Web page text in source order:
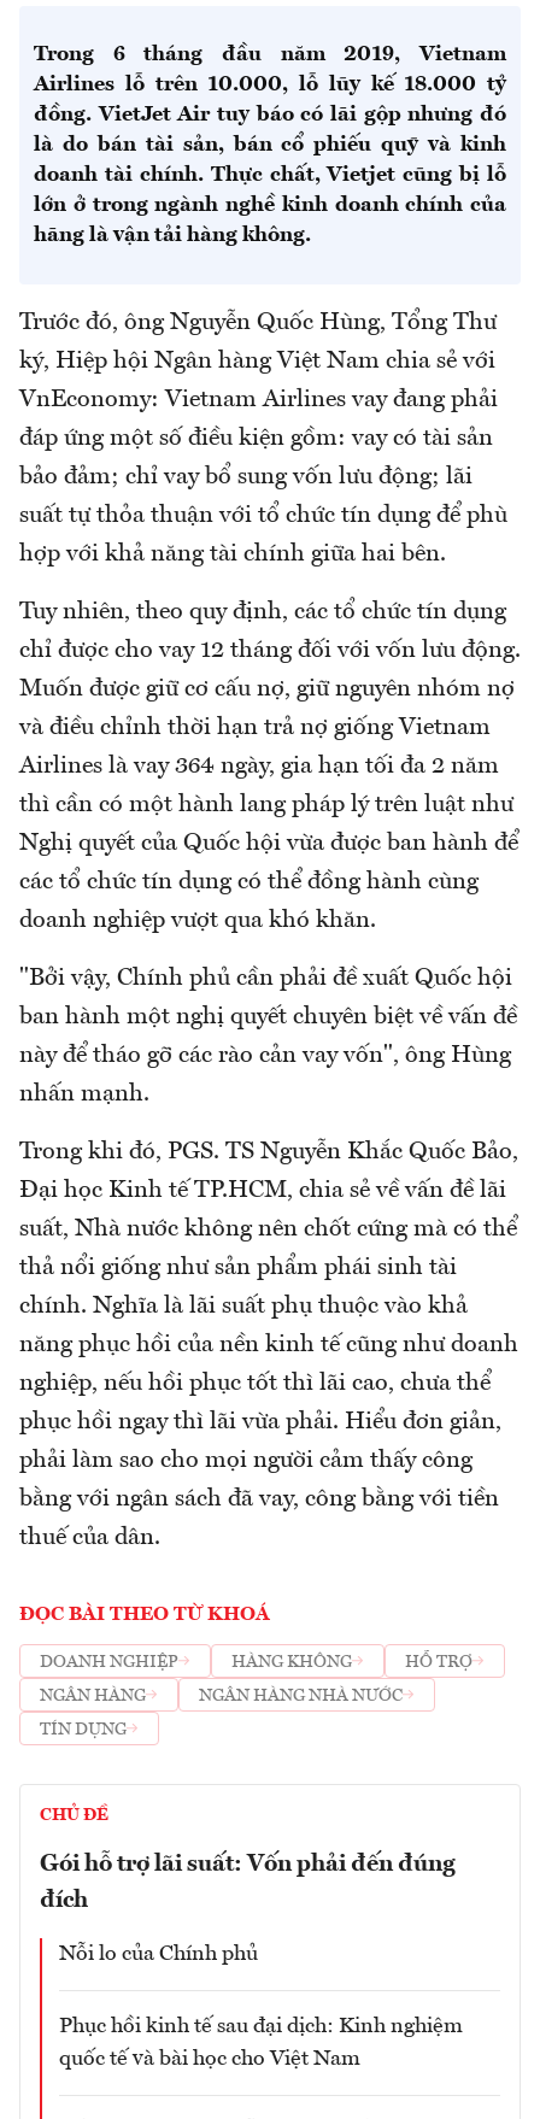
Trong 6 tháng đầu năm 2019, Vietnam
Airlines lỗ trên 10.000, lỗ lũy kế 18.000 tỷ
đồng. VietJet Air tuy báo có lãi gộp nhưng đó
là do bán tài sản, bán cổ phiếu quỹ và kinh
doanh tài chính. Thực chất, Vietjet cũng bị lỗ
lớn ở trong ngành nghề kinh doanh chính của
hãng là vận tải hàng không.
Trước đó, ông Nguyễn Quốc Hùng, Tổng Thư
ký, Hiệp hội Ngân hàng Việt Nam chia sẻ với
VnEconomy: Vietnam Airlines vay đang phải
đáp ứng một số điều kiện gồm: vay có tài sản
bảo đảm; chỉ vay bổ sung vốn lưu động; lãi
suất tự thỏa thuận với tổ chức tín dụng để phù
hợp với khả năng tài chính giữa hai bên.
Tuy nhiên, theo quy định, các tổ chức tín dụng
chỉ được cho vay 12 tháng đối với vốn lưu động.
Muốn được giữ cơ cấu nợ, giữ nguyên nhóm nợ
và điều chỉnh thời hạn trả nợ giống Vietnam
Airlines là vay 364 ngày, gia hạn tối đa 2 năm
thì cần có một hành lang pháp lý trên luật như
Nghị quyết của Quốc hội vừa được ban hành để
các tổ chức tín dụng có thể đồng hành cùng
doanh nghiệp vượt qua khó khăn.
"Bởi vậy, Chính phủ cần phải đề xuất Quốc hội
ban hành một nghị quyết chuyên biệt về vấn đề
này để tháo gỡ các rào cản vay vốn", ông Hùng
nhấn mạnh.
Trong khi đó, PGS. TS Nguyễn Khắc Quốc Bảo,
Đại học Kinh tế TP.HCM, chia sẻ về vấn đề lãi
suất, Nhà nước không nên chốt cứng mà có thể
thả nổi giống như sản phẩm phái sinh tài
chính. Nghĩa là lãi suất phụ thuộc vào khả
năng phục hồi của nền kinh tế cũng như doanh
nghiệp, nếu hồi phục tốt thì lãi cao, chưa thể
phục hồi ngay thì lãi vừa phải. Hiểu đơn giản,
phải làm sao cho mọi người cảm thấy công
bằng với ngân sách đã vay, công bằng với tiền
thuế của dân.
ĐỌC BÀI THEO TỪ KHOÁ
DOANH NGHIỆP HÀNG KHÔNG
HỖ TRỢ
NGÂN HÀNG
NGÂN HÀNG NHÀ NƯỚC
TÍN DỤNG
CHỦ ĐỀ
Gói hỗ trợ lãi suất: Vốn phải đến đúng
đích
Nỗi lo của Chính phủ
Phục hồi kinh tế sau đại dịch: Kinh nghiệm
quốc tế và bài học cho Việt Nam